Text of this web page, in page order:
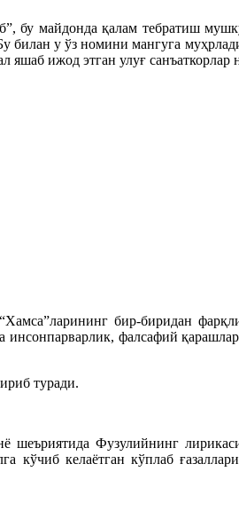
бу майдонда қалам тебратиш
билан у ўз номини мангуга
ижод этган улуғ
бир-биридан
фалсафий
туради.
Фузулийнинг
келаётган кўплаб